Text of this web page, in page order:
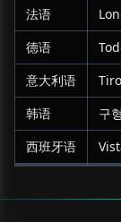
法语
德语
意大利语
韩语
구
西班牙语